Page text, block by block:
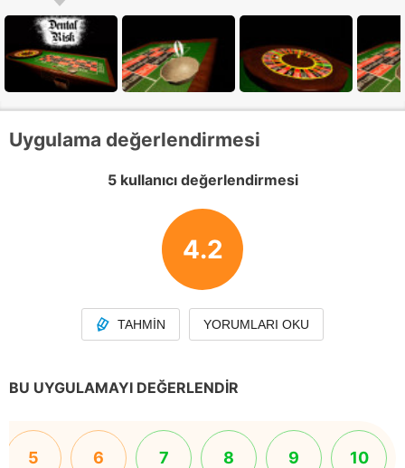
Uygulama değerlendirmesi
5 kullanıcı değerlendirmesi
4.2
TAHMIN YORUMLARI OKU
BU UYGULAMAYI DEĞERLENDIR
5 6 7 8 9 10